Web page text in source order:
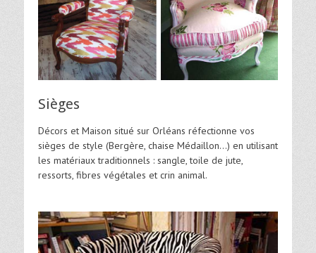
Sièges
Décors et Maison situé sur Orléans réfectionne vos
sièges de style (Bergère, chaise Médaillon…) en utilisant
les matériaux traditionnels : sangle, toile de jute,
ressorts, fibres végétales et crin animal.